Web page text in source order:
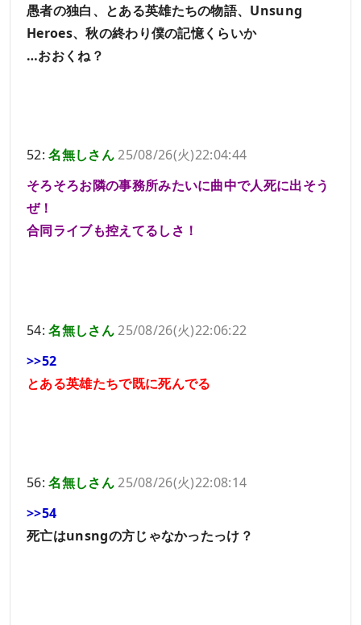
愚者の独白、とある英雄たちの物語、Unsung
Heroes、秋の終わり僕の記憶くらいか
…おおくね？
52:名無しさん25/08/26(火)22:04:44
そろそろお隣の事務所みたいに曲中で人死に出そう
ぜ！
合同ライブも控えてるしさ！
54:名無しさん25/08/26(火)22:06:22
>>52
とある英雄たちで既に死んでる
56:名無しさん25/08/26(火)22:08:14
>>54
死亡はunsngの方じゃなかったっけ？